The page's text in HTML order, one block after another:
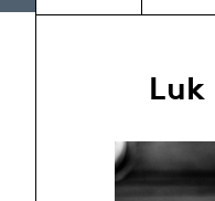
Luk